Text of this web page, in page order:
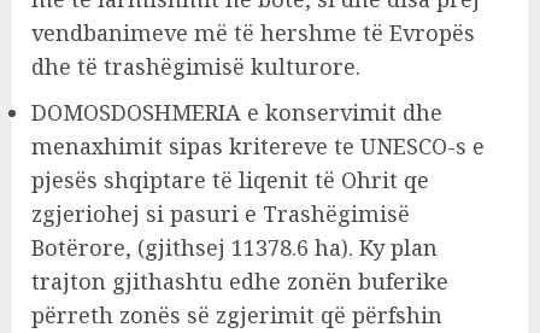
vendbanimeve më të hershme të Evropës
dhe të trashëgimisë kulturore.
DOMOSDOSHMERIA e konservimit dhe
menaxhimit sipas kritereve te UNESCO-s e
pjesës shqiptare të liqenit të Ohrit qe
zgjeriohej si pasuri e Trashëgimisë
Botërore, (gjithsej 11378.6 ha). Ky plan
trajton gjithashtu edhe zonën buferike
përreth zonës së zgjerimit që përfshin